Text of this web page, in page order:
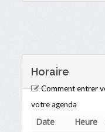
Horaire
Comment entrer
votre agenda
Date Heure